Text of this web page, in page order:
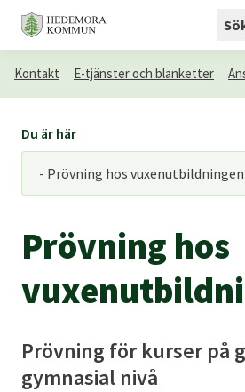
Kontakt E-tjänster och blanketter
Prövning hos
Prövning för kurser på
gymnasial nivå
Du är här